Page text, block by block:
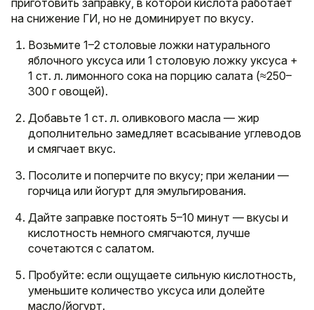
на снижение ГИ, но не доминирует по вкусу.
Возьмите 1–2 столовые ложки натурального
яблочного уксуса или 1 столовую ложку уксуса +
1 ст. л. лимонного сока на порцию салата (≈250–
300 г овощей).
Добавьте 1 ст. л. оливкового масла — жир
дополнительно замедляет всасывание углеводов
и смягчает вкус.
Посолите и поперчите по вкусу; при желании —
горчица или йогурт для эмульгирования.
Дайте заправке постоять 5–10 минут — вкусы и
кислотность немного смягчаются, лучше
сочетаются с салатом.
Пробуйте: если ощущаете сильную кислотность,
уменьшите количество уксуса или долейте
масло/йогурт.